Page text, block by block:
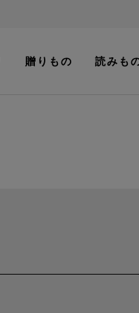
贈りもの 読みも